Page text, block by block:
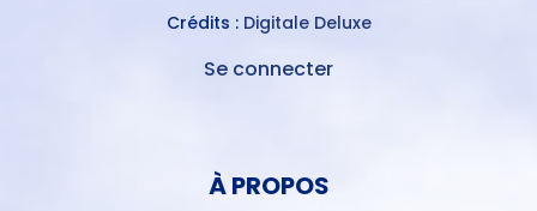
Crédits : Digitale Deluxe
Se connecter
À PROPOS